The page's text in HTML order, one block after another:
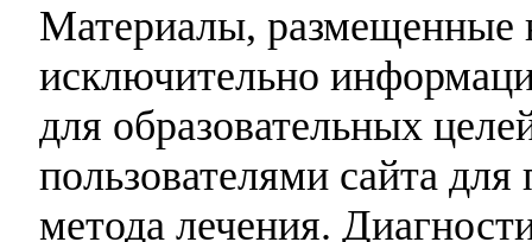
Материалы, размещенные
исключительно
для образовательных
пользователями сайта
метода лечения.